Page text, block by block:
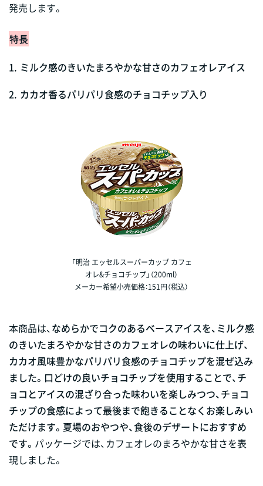
発売します。
特長
1. ミルク感のきいたまろやかな甘さのカフェオレアイス
2. カカオ香るパリパリ食感のチョコチップ入り
「明治 エッセルスーパーカップ カフェ
オレ&チョコチップ」（200ml）
メーカー希望小売価格：151円（税込）
本商品は、 なめらかでコクのあるベースアイスを、ミルク感
のきいたまろやかな甘さのカフェオレの味わいに仕上げ、
カカオ風味豊かなパリパリ食感のチョコチップを混ぜ込み
ました。口どけの良いチョコチップを使用することで、チ
ョコとアイスの混ざり合った味わいを楽しみつつ、チョコ
チップの食感によって最後まで飽きることなくお楽しみい
ただけます。夏場のおやつや、食後のデザートにおすすめ
です。 パッケージでは、カフェオレのまろやかな甘さを表
現しました。